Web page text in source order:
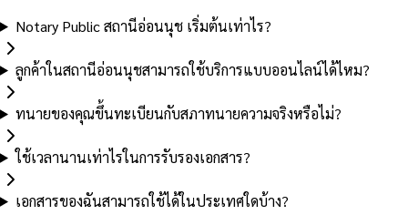
Notary Public สถานีอ่อนนุช เริ่มต้นเท่าไร?
ลูกค้าในสถานีอ่อนนุชสามารถใช้บริการแบบออนไลน์ได้ไหม?
ทนายของคุณขึ้นทะเบียนกับสภาทนายความจริงหรือไม่?
ใช้เวลานานเท่าไรในการรับรองเอกสาร?
เอกสารของฉันสามารถใช้ได้ในประเทศใดบ้าง?